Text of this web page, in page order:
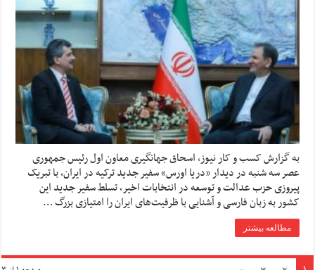
به گزارش کسب و کار نیوز، اسحاق جهانگیری معاون اول رئیس جمهوری
عصر سه شنبه در دیدار «دریا اورس» سفیر جدید ترکیه در ایران، با تبریک
پیروزی حزب عدالت و توسعه در انتخابات اخیر، تسلط سفیر جدید این
کشور به زبان فارسی و آشنایی با ظرفیت‌های ایران را امتیازی بزرگ …
مطالعه بیشتر